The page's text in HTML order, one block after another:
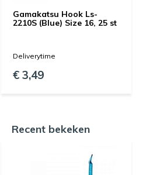
Gamakatsu Hook Ls-
2210S (Blue) Size 16, 25 st
Deliverytime
€ 3,49
Recent bekeken